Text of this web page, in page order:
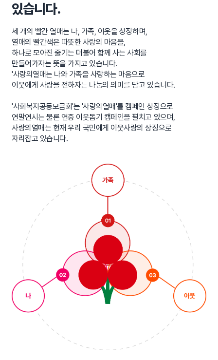
있습니다.
세 개의 빨간 열매는 나, 가족, 이웃을 상징하며,
열매의 빨간색은 따뜻한 사랑의 마음을,
하나로 모아진 줄기는 더불어 함께 사는 사회를
만들어가자는 뜻을 가지고 있습니다.
'사랑의열매는 나와 가족을 사랑하는 마음으로
이웃에게 사랑을 전하자는 나눔의 의미를 담고 있습니다.
'사회복지공동모금회'는 '사랑의열매'를 캠페인 상징으로
연말연시는 물론 연중 이웃돕기 캠페인을 펼치고 있으며,
사랑의열매는 현재 우리 국민에게 이웃사랑의 상징으로
자리잡고 있습니다.